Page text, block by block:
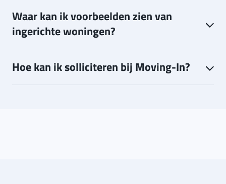
Waar kan ik voorbeelden zien van
ingerichte woningen?
Hoe kan ik solliciteren bij Moving-In?